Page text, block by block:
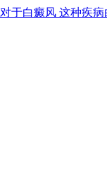
对于白癜风 这种疾病